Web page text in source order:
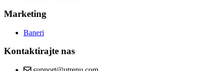
Marketing
Baneri
Kontaktirajte nas